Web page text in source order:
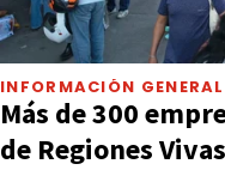
INFORMACIÓN GENERAL
Más de 300
de Regiones